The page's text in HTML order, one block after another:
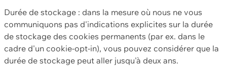
Durée de stockage : dans la mesure où nous ne vous
communiquons pas d'indications explicites sur la durée
de stockage des cookies permanents (par ex. dans le
cadre d'un cookie-opt-in), vous pouvez considérer que la
durée de stockage peut aller jusqu'à deux ans.